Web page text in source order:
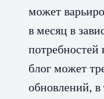
может
в месяц в
блог может
обновлений, в